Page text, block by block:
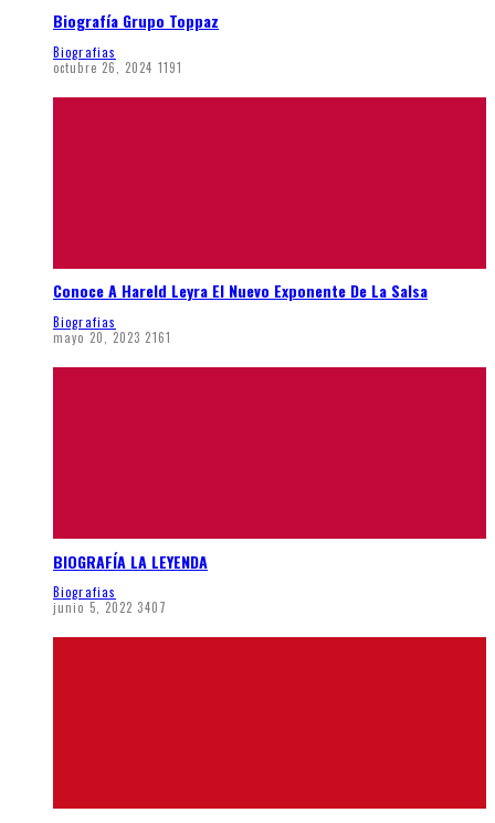
Biografía Grupo Toppaz
Biografias
octubre 26, 2024 1191
Conoce A Hareld Leyra El Nuevo Exponente De La Salsa
Biografias
mayo 20, 2023 2161
BIOGRAFÍA LA LEYENDA
Biografias
junio 5, 2022 3407